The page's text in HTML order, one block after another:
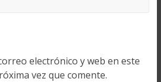
electrónico y web en este
vez que comente.